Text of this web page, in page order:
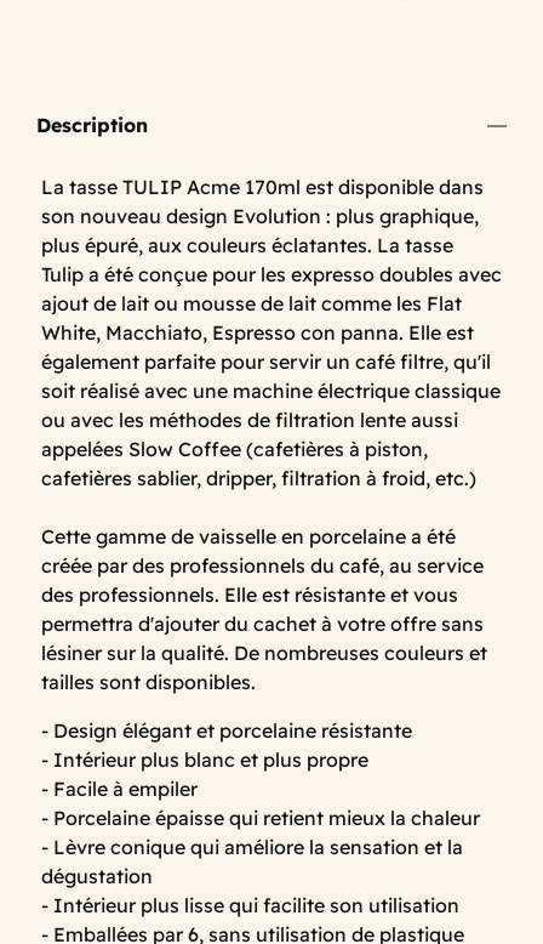
Description
La tasse TULIP Acme 170ml est disponible dans
son nouveau design Evolution : plus graphique,
plus épuré, aux couleurs éclatantes. La tasse
Tulip a été conçue pour les expresso doubles avec
ajout de lait ou mousse de lait comme les Flat
White, Macchiato, Espresso con panna. Elle est
également parfaite pour servir un café filtre, qu'il
soit réalisé avec une machine électrique classique
ou avec les méthodes de filtration lente aussi
appelées Slow Coffee (cafetières à piston,
cafetières sablier, dripper, filtration à froid, etc.)
Cette gamme de vaisselle en porcelaine a été
créée par des professionnels du café, au service
des professionnels. Elle est résistante et vous
permettra d'ajouter du cachet à votre offre sans
lésiner sur la qualité. De nombreuses couleurs et
tailles sont disponibles.
- Design élégant et porcelaine résistante
- Intérieur plus blanc et plus propre
- Facile à empiler
- Porcelaine épaisse qui retient mieux la chaleur
- Lèvre conique qui améliore la sensation et la
dégustation
- Intérieur plus lisse qui facilite son utilisation
- Emballées par 6, sans utilisation de plastique